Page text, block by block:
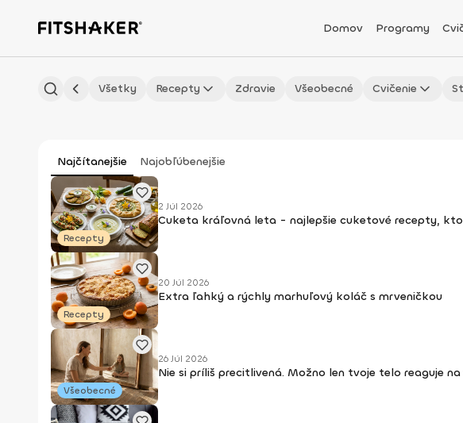
Domov Programy
Všetky Recepty Zdravie Všeobecné Cvičenie
Najčítanejšie Najobľúbenejšie
Recepty
2 Júl 2026
Cuketa kráľovná leta - najlepšie cuketové recepty,
Recepty
20 Júl 2026
Extra ľahký a rýchly marhuľový koláč s mrveničkou
Všeobecné
26 Júl 2026
Nie si príliš precitlivená. Možno len tvoje telo reaguje